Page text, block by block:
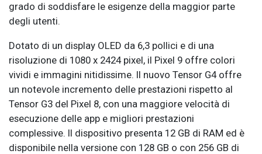
grado di soddisfare le esigenze della maggior parte
degli utenti.
Dotato di un display OLED da 6,3 pollici e di una
risoluzione di 1080 x 2424 pixel, il Pixel 9 offre colori
vividi e immagini nitidissime. Il nuovo Tensor G4 offre
un notevole incremento delle prestazioni rispetto al
Tensor G3 del Pixel 8, con una maggiore velocità di
esecuzione delle app e migliori prestazioni
complessive. Il dispositivo presenta 12 GB di RAM ed è
disponibile nella versione con 128 GB o con 256 GB di